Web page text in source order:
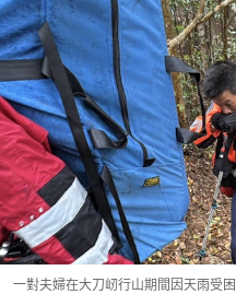
一對夫婦在大刀屻行山期間因天雨受